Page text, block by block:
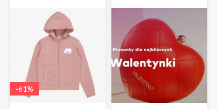
-61%